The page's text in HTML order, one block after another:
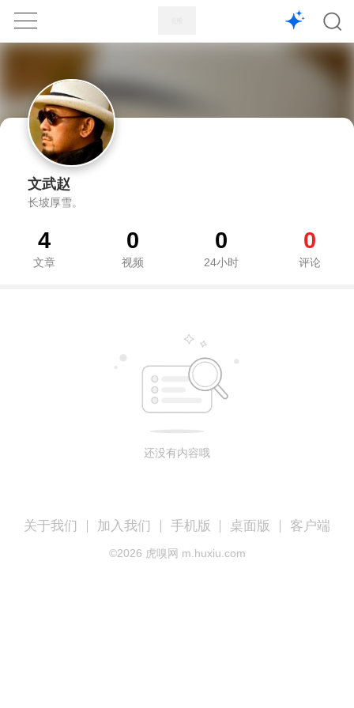
1X
文武赵
长坡厚雪。
4
文章
0
视频
0
24小时
0
评论
还没有内容哦
关于我们 加入我们 手机版 桌面版 客户端
©2026 虎嗅网 m.huxiu.com